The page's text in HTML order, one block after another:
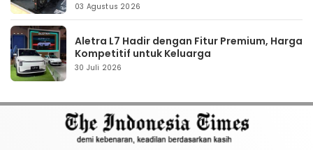
03 Agustus 2026
Aletra L7 Hadir dengan Fitur Premium, Harga
Kompetitif untuk Keluarga
30 Juli 2026